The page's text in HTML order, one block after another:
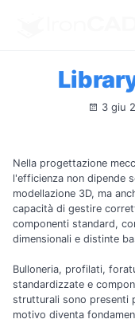
3 giu
Nella progettazione
l'efficienza non dipende
modellazione 3D, ma
capacità di gestire
componenti standard,
dimensionali e distinte
Bulloneria, profilati,
standardizzate e
strutturali sono presenti
motivo diventa